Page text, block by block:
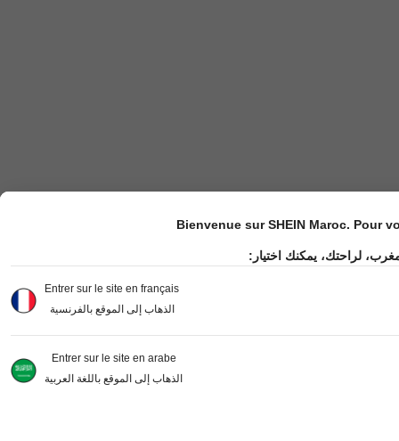
Bienvenue sur SHEIN Maroc. Pour
لراحتك، يمكنك اختيار:
Entrer sur le site en français
الذهاب إلى الموقع بالفرنسية
Entrer sur le site en arabe
الذهاب إلى الموقع باللغة العربية